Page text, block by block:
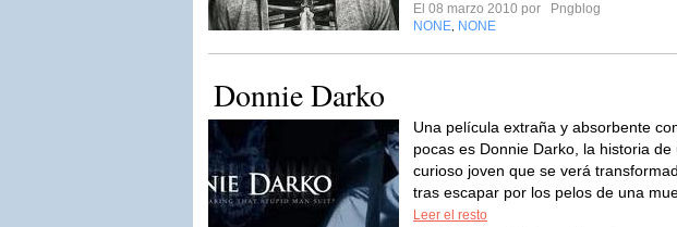
El 08 marzo 2010 por
Pngblog
NONE NONE
Donnie Darko
Una película extraña y absorbente
pocas es Donnie Darko, la historia de
curioso joven que se verá
tras escapar por los pelos de una
Leer el resto